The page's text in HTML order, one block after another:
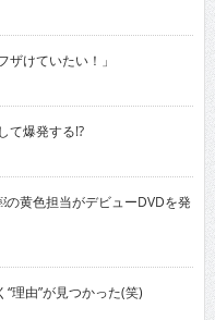
けていたい！」
て爆発する!?
黄色担当がデビューDVDを発
理由”が見つかった(笑)